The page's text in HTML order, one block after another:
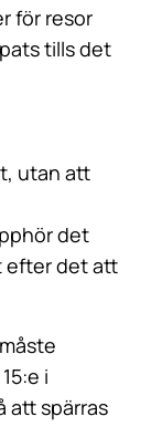
för resor
tills det
utan att
det
efter det att
i
att spärras